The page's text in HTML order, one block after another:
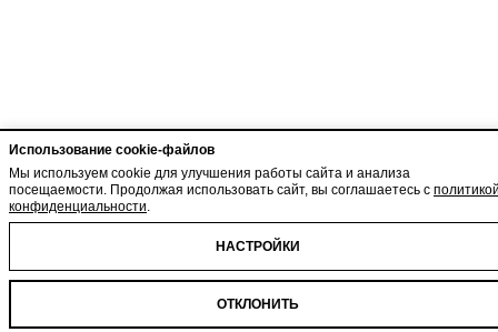
Использование cookie-файлов
Мы используем cookie для улучшения работы сайта и анализа
посещаемости. Продолжая использовать сайт, вы соглашаетесь с
конфиденциальности.
НАСТРОЙКИ
ОТКЛОНИТЬ